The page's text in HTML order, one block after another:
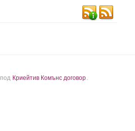
Криейтив Комънс договор.